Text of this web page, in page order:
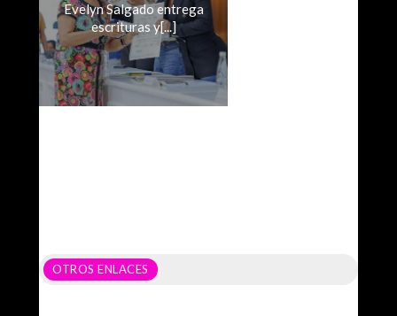
Evelyn Salgado entrega
escrituras y[...]
OTROS ENLACES